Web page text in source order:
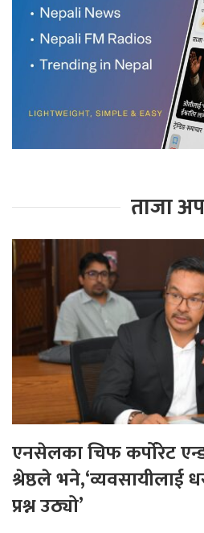
ताजा
एनसेलका चिफ कर्पोरेट
श्रेष्ठले भने,‘व्यवसायीलाई
प्रश्न उठ्यो’